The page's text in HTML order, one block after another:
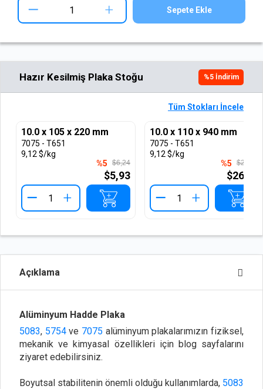
+ Sepete Ekle
Hazır Kesilmiş Plaka Stoğu %5İndirim
Tüm Stokları İncele
10.0 x 105 x 220 mm
7075 - T651
9,12 $/kg
%5
$6,24
$5,93
+
10.0 x 110 x 940 mm
7075 - T651
9,12 $/kg
%5
$27,94
$26,54
+
Açıklama
Alüminyum Hadde Plaka
5083, 5754ve 7075 alüminyum plakalarımızın fiziksel,
mekanik ve kimyasal özellikleri için blog sayfalarını
ziyaret edebilirsiniz.
Boyutsal stabilitenin önemli olduğu kullanımlarda, 5083